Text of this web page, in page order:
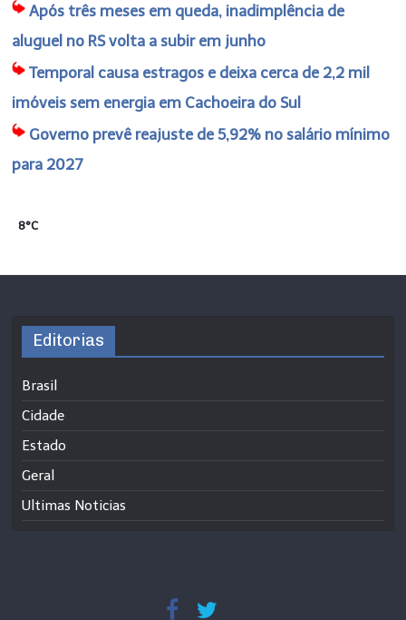
Após três meses em queda, inadimplência de
aluguel no RS volta a subir em junho
Temporal causa estragos e deixa cerca de 2,2 mil
imóveis sem energia em Cachoeira do Sul
Governo prevê reajuste de 5,92% no salário mínimo
para 2027
8°C
Editorias
Brasil
Cidade
Estado
Geral
Ultimas Noticias